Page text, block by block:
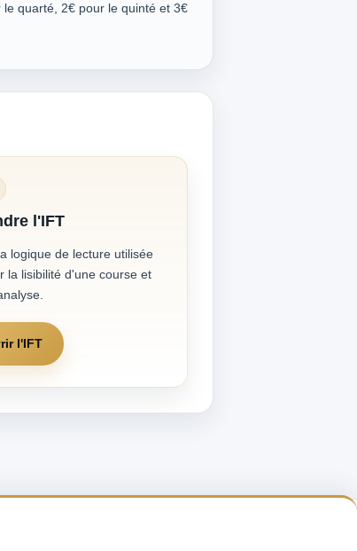
quarté, 2€ pour le quinté et 3€
l'IFT
logique de lecture utilisée
la lisibilité d'une course et
l'IFT